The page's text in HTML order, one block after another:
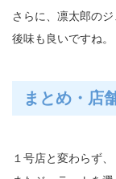
さらに、凛太郎の
後味も良いですね。
まとめ・店
１号店と変わらず